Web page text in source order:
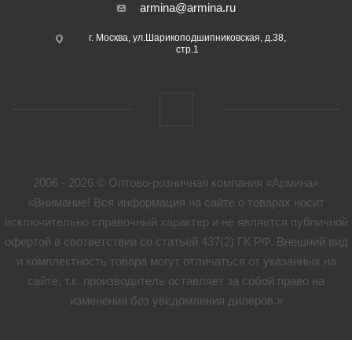
armina@armina.ru
г. Москва, ул.Шарикоподшипниковская, д.38,
стр.1
2006 - 2026 © Оптово-розничная компания «Армина»
«Внимание! Вся информация на сайте о товарах носит
исключительно справочный характер и не является публичной
офертой в соответствии со статьей 437(2) ГК РФ. Внешний вид
и комплектность товара могут отличаться от указанных на
сайте, т.к. производитель оставляет за собой право на
изменения без уведомления дилеров.»